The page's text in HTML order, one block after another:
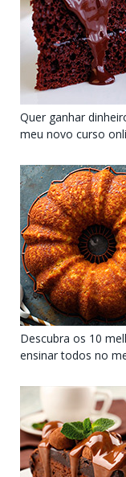
Quer ganhar
meu novo curso
Descubra os 10
ensinar todos no